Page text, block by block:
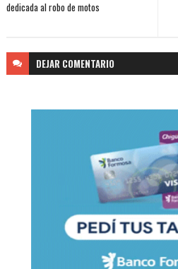
dedicada al robo de motos
DEJAR COMENTARIO